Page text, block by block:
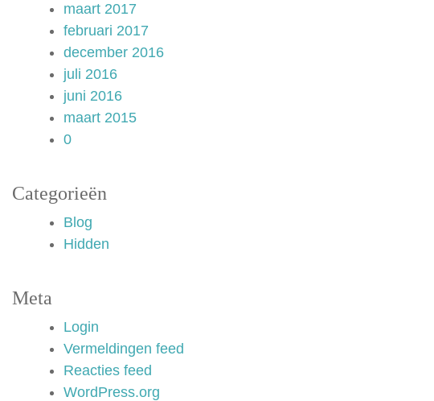
maart 2017
februari 2017
december 2016
juli 2016
juni 2016
maart 2015
0
Categorieën
Blog
Hidden
Meta
Login
Vermeldingen feed
Reacties feed
WordPress.org